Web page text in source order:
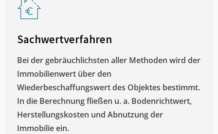
Sachwertverfahren
Bei der gebräuchlichsten aller Methoden wird der
Immobilienwert über den
Wiederbeschaffungswert des Objektes bestimmt.
In die Berechnung fließen u. a. Bodenrichtwert,
Herstellungskosten und Abnutzung der
Immobilie ein.